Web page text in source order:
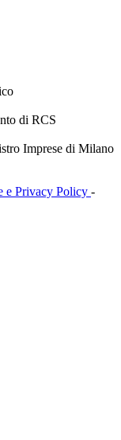
di RCS
Imprese di Milano
e Privacy Policy -